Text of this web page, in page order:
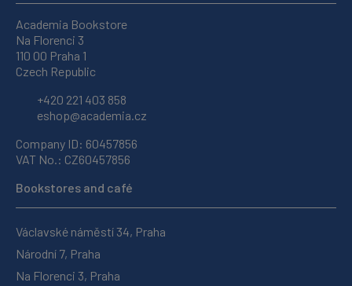
Academia Bookstore
Na Florenci 3
110 00 Praha 1
Czech Republic
+420 221 403 858
eshop@academia.cz
Company ID: 60457856
VAT No.: CZ60457856
Bookstores and café
Václavské náměstí 34, Praha
Národní 7, Praha
Na Florenci 3, Praha